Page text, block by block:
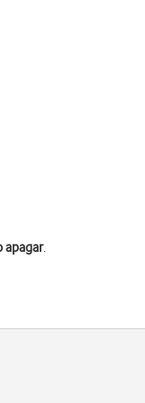
apagar.